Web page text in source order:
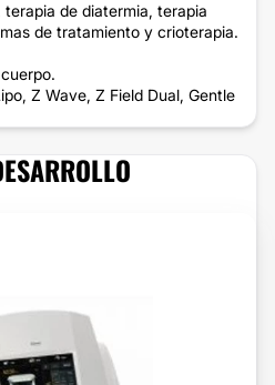
de diatermia, terapia
de tratamiento y crioterapia.
Z Wave, Z Field Dual, Gentle